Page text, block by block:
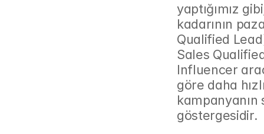
yaptığımız
kadarının
Qualified
Sales
Influencer
göre daha
kampanyanın
göstergesidir.